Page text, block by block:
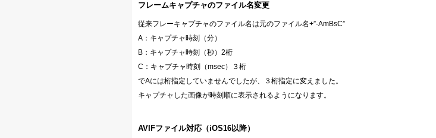
フレームキャプチャのファイル名変更
従来フレーキャプチャのファイル名は元のファイル名+”-AmBsC”
A：キャプチャ時刻（分）
B：キャプチャ時刻（秒）2桁
C：キャプチャ時刻（msec）３桁
でAには桁指定していませんでしたが、３桁指定に変えました。
キャプチャした画像が時刻順に表示されるようになります。
AVIFファイル対応（iOS16以降）